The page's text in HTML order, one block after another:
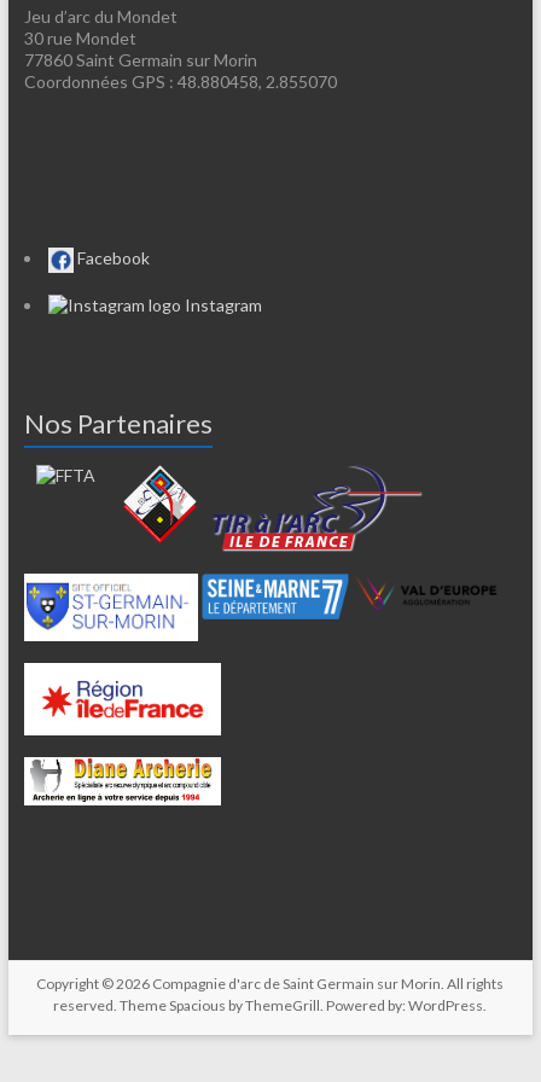
Jeu d’arc du Mondet
30 rue Mondet
77860 Saint Germain sur Morin
Coordonnées GPS : 48.880458, 2.855070
Facebook
Instagram
Nos Partenaires
Copyright © 2026 Compagnie d'arc de Saint Germain sur Morin . All rights
reserved. ThemeSpacious by ThemeGrill. Powered by:WordPress